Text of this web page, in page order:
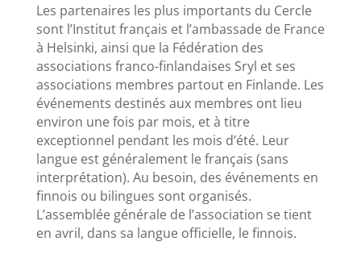
Les partenaires les plus importants du Cercle
sont l’Institut français et l’ambassade de France
à Helsinki, ainsi que la Fédération des
associations franco-finlandaises Sryl et ses
associations membres partout en Finlande. Les
événements destinés aux membres ont lieu
environ une fois par mois, et à titre
exceptionnel pendant les mois d’été. Leur
langue est généralement le français (sans
interprétation). Au besoin, des événements en
finnois ou bilingues sont organisés.
L’assemblée générale de l’association se tient
en avril, dans sa langue officielle, le finnois.